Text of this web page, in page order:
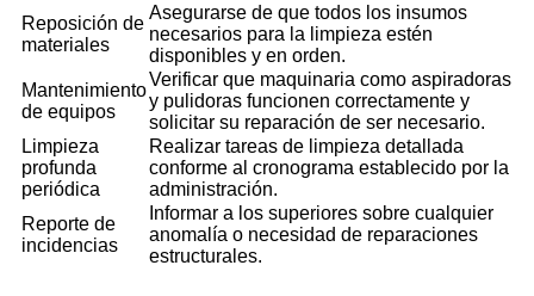
Reposición de
materiales
Asegurarse de que todos los insumos
necesarios para la limpieza estén
disponibles y en orden.
Mantenimiento
de equipos
Verificar que maquinaria como aspiradoras
y pulidoras funcionen correctamente y
solicitar su reparación de ser necesario.
Limpieza
profunda
periódica
Realizar tareas de limpieza detallada
conforme al cronograma establecido por la
administración.
Reporte de
incidencias
Informar a los superiores sobre cualquier
anomalía o necesidad de reparaciones
estructurales.